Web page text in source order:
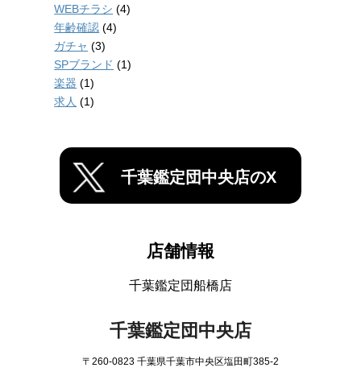
WEBチラシ (4)
年齢確認 (4)
ガチャ (3)
SPブランド (1)
楽器 (1)
求人 (1)
千葉鑑定団中央店のX
店舗情報
千葉鑑定団船橋店
千葉鑑定団中央店
〒260-0823 千葉県千葉市中央区塩田町385-2